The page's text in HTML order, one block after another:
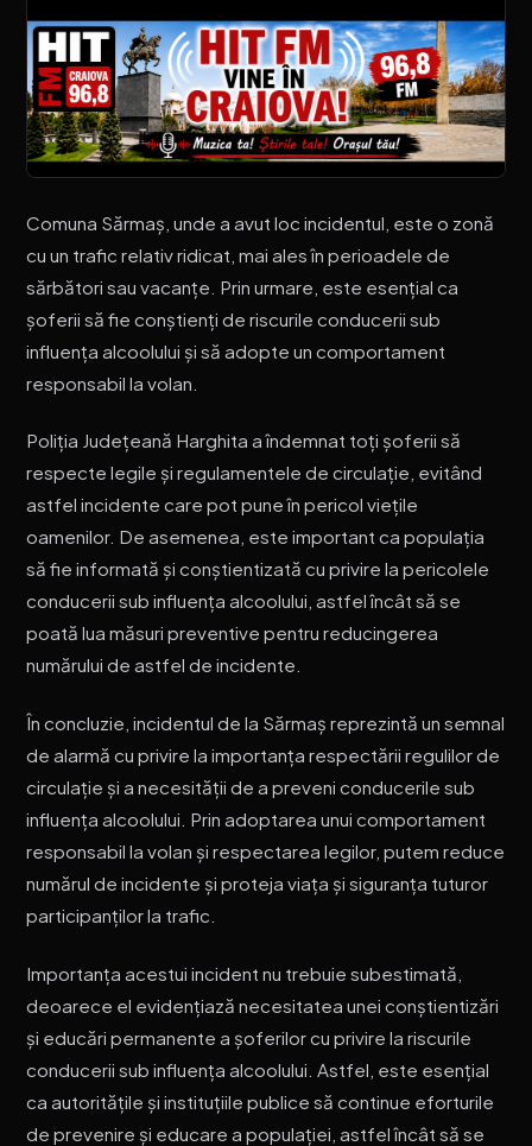
Comuna Sărmaș, unde a avut loc incidentul, este o zonă
cu un trafic relativ ridicat, mai ales în perioadele de
sărbători sau vacanțe. Prin urmare, este esențial ca
șoferii să fie conștienți de riscurile conducerii sub
influența alcoolului și să adopte un comportament
responsabil la volan.
Poliția Județeană Harghita a îndemnat toți șoferii să
respecte legile și regulamentele de circulație, evitând
astfel incidente care pot pune în pericol viețile
oamenilor. De asemenea, este important ca populația
să fie informată și conștientizată cu privire la pericolele
conducerii sub influența alcoolului, astfel încât să se
poată lua măsuri preventive pentru reducingerea
numărului de astfel de incidente.
În concluzie, incidentul de la Sărmaș reprezintă un semnal
de alarmă cu privire la importanța respectării regulilor de
circulație și a necesității de a preveni conducerile sub
influența alcoolului. Prin adoptarea unui comportament
responsabil la volan și respectarea legilor, putem reduce
numărul de incidente și proteja viața și siguranța tuturor
participanților la trafic.
Importanța acestui incident nu trebuie subestimată,
deoarece el evidențiază necesitatea unei conștientizări
și educări permanente a șoferilor cu privire la riscurile
conducerii sub influența alcoolului. Astfel, este esențial
ca autoritățile și instituțiile publice să continue eforturile
de prevenire și educare a populației, astfel încât să se